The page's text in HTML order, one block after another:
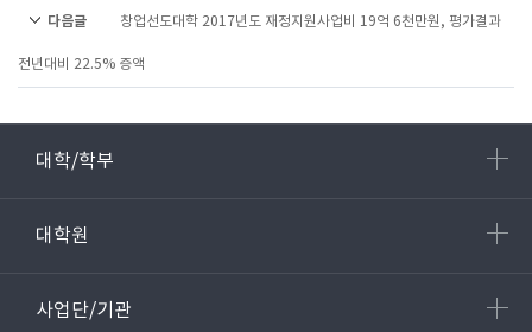
다음글 창업선도대학 2017년도 재정지원사업비 19억 6천만원, 평가결과
전년대비 22.5% 증액
대학/학부
대학원
사업단/기관